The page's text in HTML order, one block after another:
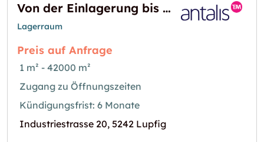
Von der Einlagerung bis zum Versand – die Logistikdienstleistungen von Antalis
Lagerraum
Preis auf Anfrage
1 m² - 42000 m²
Zugang zu Öffnungszeiten
Kündigungsfrist: 6 Monate
Industriestrasse 20, 5242 Lupfig